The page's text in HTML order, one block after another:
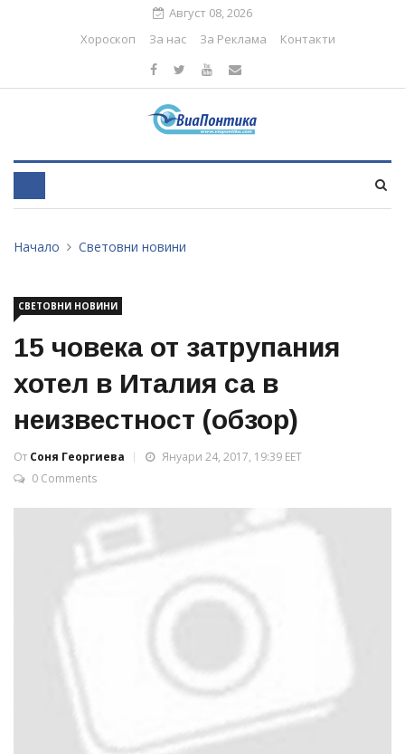
Август 08, 2026
Хороскоп
За нас За Реклама Контакти
Начало Световни новини
СВЕТОВНИ НОВИНИ
15 човека от затрупания
хотел в Италия сa в
неизвестност (обзор)
От Соня Георгиева
Януари 24, 2017, 19:39 EET
0 Comments